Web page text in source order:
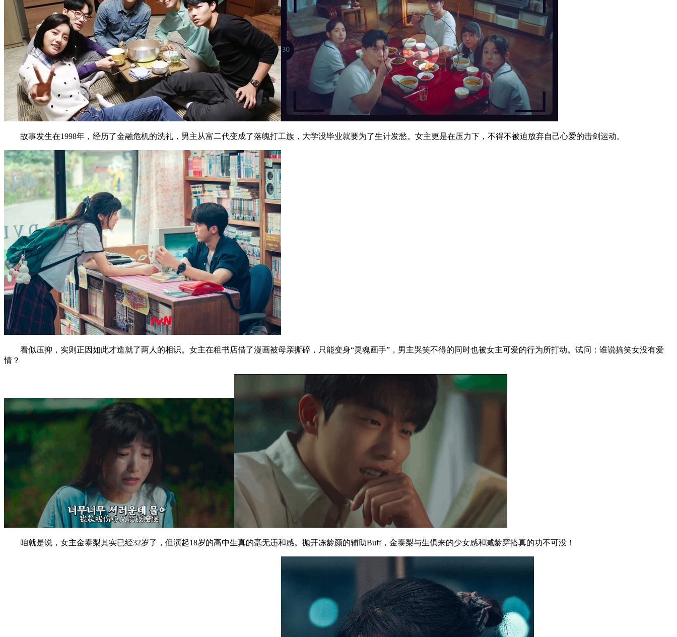
故事发生在1998年，经历了金融危机的洗礼，男主从富二代变成了落魄打工族，大学没毕业就要为了生计发愁。女主更是在压力下，不得不被迫放弃自己心爱的击剑运动。
看似压抑，实则正因如此才造就了两人的相识。女主在租书店借了漫画被母亲撕碎，只能变身“灵魂画手”，男主哭笑不得的同时也被女主可爱的行为所打动。试问：谁说搞笑女没有爱
情？
咱就是说，女主金泰梨其实已经32岁了，但演起18岁的高中生真的毫无违和感。抛开冻龄颜的辅助Buff，金泰梨与生俱来的少女感和减龄穿搭真的功不可没！